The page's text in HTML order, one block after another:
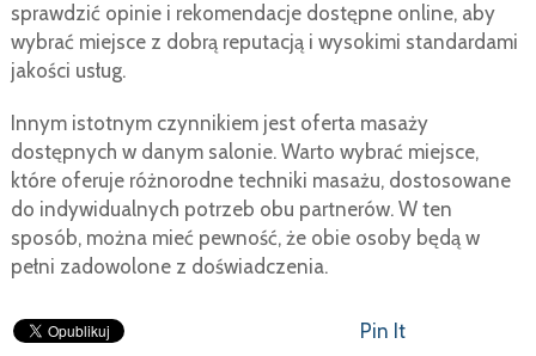
sprawdzić opinie i rekomendacje dostępne online, aby
wybrać miejsce z dobrą reputacją i wysokimi standardami
jakości usług.
Innym istotnym czynnikiem jest oferta masaży
dostępnych w danym salonie. Warto wybrać miejsce,
które oferuje różnorodne techniki masażu, dostosowane
do indywidualnych potrzeb obu partnerów. W ten
sposób, można mieć pewność, że obie osoby będą w
pełni zadowolone z doświadczenia.
Pin It